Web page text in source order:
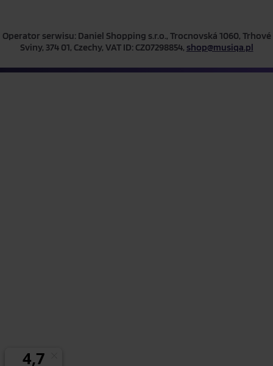
Operator serwisu: Daniel Shopping s.r.o., Trocnovská 1060, Trhové
Sviny, 374 01, Czechy, VAT ID: CZ07298854, shop@musiqa.pl